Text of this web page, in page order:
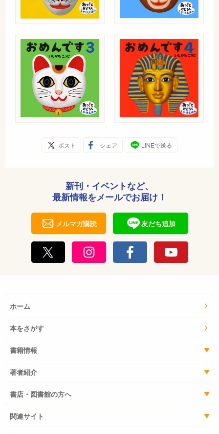
ポスト シェア LINEで送る
新刊・イベントなど、
最新情報をメールでお届け！
メルマガ購読 友だち追加
ホーム
本をさがす
書籍情報
著者紹介
書店・図書館の方へ
関連サイト